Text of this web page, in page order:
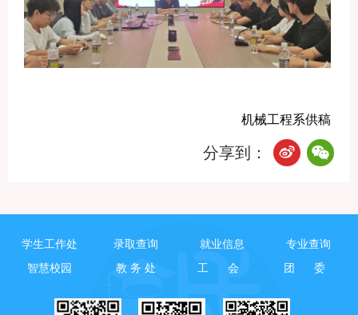
机械工程系供稿
分享到：
学生工作处 录取查询 就业信息
专业查询
智慧校园
教 务 处 工 会 团 委